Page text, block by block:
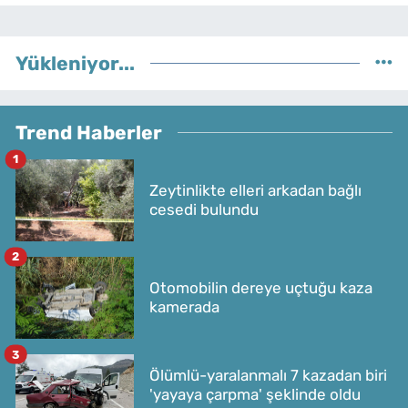
Yükleniyor...
Trend Haberler
Zeytinlikte elleri arkadan bağlı
cesedi bulundu
1
Otomobilin dereye uçtuğu kaza
kamerada
2
Ölümlü-yaralanmalı 7 kazadan biri
'yayaya çarpma' şeklinde oldu
3